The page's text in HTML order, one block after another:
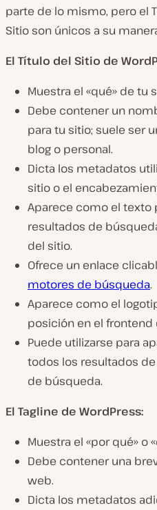
parte de lo mismo, pero el
Sitio son únicos a su
El Título del Sitio de
Muestra el «qué» de tu
Debe contener un
para tu sitio; suele ser
blog o personal.
Dicta los metadatos
sitio o el
Aparece como el texto
resultados de
del sitio.
Ofrece un enlace
motores de búsqueda.
Aparece como el
posición en el frontend
Puede utilizarse para
todos los resultados
de búsqueda.
El Tagline de WordPress:
Muestra el «por qué» o
Debe contener una
web.
Dicta los metadatos